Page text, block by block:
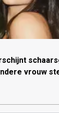
vrouw